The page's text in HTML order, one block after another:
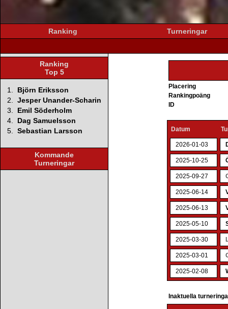
Ranking Turneringar
Ranking
Top 5
1.
Björn Eriksson
2. Jesper Unander-Scharin
3.
Emil Söderholm
4.
Dag Samuelsson
5. Sebastian Larsson
Kommande
Turneringar
Placering
Rankingpoäng
ID
Datum
2026-01-03
2025-10-25
2025-09-27
2025-06-14
2025-06-13
2025-05-10
2025-03-30
2025-03-01
2025-02-08
Inaktuella